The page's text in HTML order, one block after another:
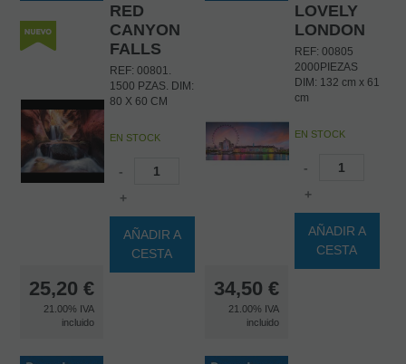
25,20 €
21.00% IVA
incluido
RED
CANYON
FALLS
REF: 00801.
1500 PZAS. DIM:
80 X 60 CM
EN STOCK
-
+
AÑADIR A
CESTA
34,50 €
21.00% IVA
incluido
LOVELY
LONDON
REF: 00805
2000PIEZAS
DIM: 132 cm x 61
cm
EN STOCK
-
+
AÑADIR A
CESTA